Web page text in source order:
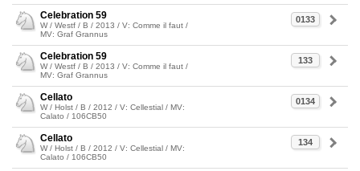
0133
Celebration 59
W / Westf / B / 2013 / V: Comme il faut /
MV: Graf Grannus
133
Celebration 59
W / Westf / B / 2013 / V: Comme il faut /
MV: Graf Grannus
0134
Cellato
W / Holst / B / 2012 / V: Cellestial / MV:
Calato / 106CB50
134
Cellato
W / Holst / B / 2012 / V: Cellestial / MV:
Calato / 106CB50